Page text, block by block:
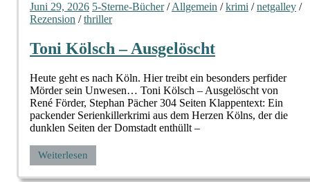
Juni 29, 2026 5-Sterne-Bücher/Allgemein /krimi /netgalley /
Rezension /thriller
Toni Kölsch – Ausgelöscht
Heute geht es nach Köln. Hier treibt ein besonders perfider
Mörder sein Unwesen… Toni Kölsch – Ausgelöscht von
René Förder, Stephan Pächer 304 Seiten Klappentext: Ein
packender Serienkillerkrimi aus dem Herzen Kölns, der die
dunklen Seiten der Domstadt enthüllt –
Weiterlesen